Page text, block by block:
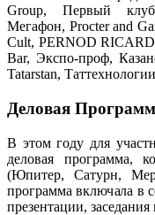
Group, Первый клуб
Мегафон, Procter and
Cult, PERNOD
Bar, Экспо-проф,
Tatarstan,
Деловая
В этом году для
деловая программа,
(Юпитер, Сатурн,
программа включала в
презентации,